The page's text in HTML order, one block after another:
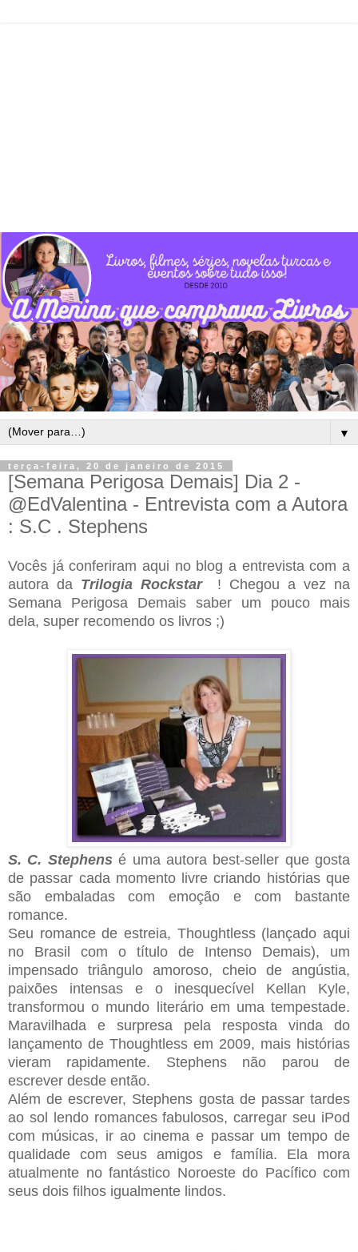
▼
terça-feira, 20 de janeiro de 2015
[Semana Perigosa Demais] Dia 2 -
@EdValentina - Entrevista com a Autora
: S.C . Stephens
Vocês já conferiram aqui no blog a entrevista com a
autora da Trilogia Rockstar
! Chegou a vez na
Semana Perigosa Demais saber um pouco mais
dela, super recomendo os livros ;)
S. C. Stephensé uma autora best-seller que gosta
de passar cada momento livre criando histórias que
são embaladas com emoção e com bastante
romance.
Seu romance de estreia, Thoughtless (lançado aqui
no Brasil com o título de Intenso Demais), um
impensado triângulo amoroso, cheio de angústia,
paixões intensas e o inesquecível Kellan Kyle,
transformou o mundo literário em uma tempestade.
Maravilhada e surpresa pela resposta vinda do
lançamento de Thoughtless em 2009, mais histórias
vieram rapidamente. Stephens não parou de
escrever desde então.
Além de escrever, Stephens gosta de passar tardes
ao sol lendo romances fabulosos, carregar seu iPod
com músicas, ir ao cinema e passar um tempo de
qualidade com seus amigos e família. Ela mora
atualmente no fantástico Noroeste do Pacífico com
seus dois filhos igualmente lindos.